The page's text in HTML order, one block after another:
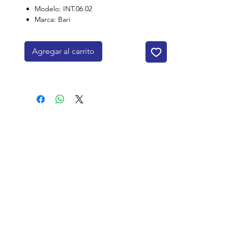
Modelo: INT.06.02
Marca: Bari
Agregar al carrito